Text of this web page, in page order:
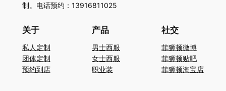
制。电话预约：13916811025
关于
私人定制
团体定制
预约到店
产品
男士西服
女士西服
职业装
社交
菲狮顿微博
菲狮顿贴吧
菲狮顿淘宝店